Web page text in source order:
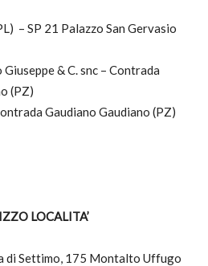
– SP 21 Palazzo San Gervasio
& C. snc – Contrada
(PZ)
Gaudiano Gaudiano (PZ)
LOCALITA’
di Settimo, 175 Montalto Uffugo